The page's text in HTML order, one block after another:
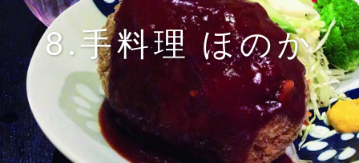
a
v
i
g
a
t
i
o
8.手料理 ほのか